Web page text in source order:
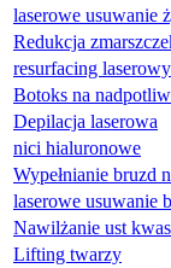
laserowe usuwanie
Redukcja
resurfacing laserowy
Botoks na
Depilacja laserowa
nici hialuronowe
Wypełnianie bruzd
laserowe usuwanie
Nawilżanie ust
Lifting twarzy